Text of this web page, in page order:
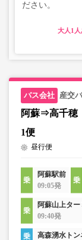
ださい。
大人
産交
阿蘇⇒高千穂
1便
昼行便
阿蘇駅前
09:05発
阿蘇山上タ
09:40発
高森湧水トン